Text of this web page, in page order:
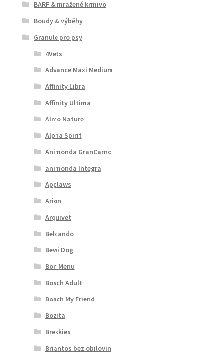
BARF & mražené krmivo
Boudy & výběhy
Granule pro psy
4Vets
Advance Maxi Medium
Affinity Libra
Affinity Ultima
Almo Nature
Alpha Spirit
Animonda GranCarno
animonda Integra
Applaws
Arion
Arquivet
Belcando
Bewi Dog
Bon Menu
Bosch Adult
Bosch My Friend
Bozita
Brekkies
Briantos bez obilovin